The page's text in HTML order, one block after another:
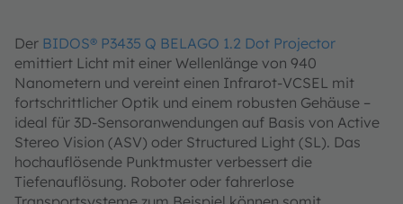
Der BIDOS® P3435 Q BELAGO 1.2 Dot Projector
emittiert Licht mit einer Wellenlänge von 940
Nanometern und vereint einen Infrarot-VCSEL mit
fortschrittlicher Optik und einem robusten Gehäuse –
ideal für 3D-Sensoranwendungen auf Basis von Active
Stereo Vision (ASV) oder Structured Light (SL). Das
hochauflösende Punktmuster verbessert die
Tiefenauflösung. Roboter oder fahrerlose